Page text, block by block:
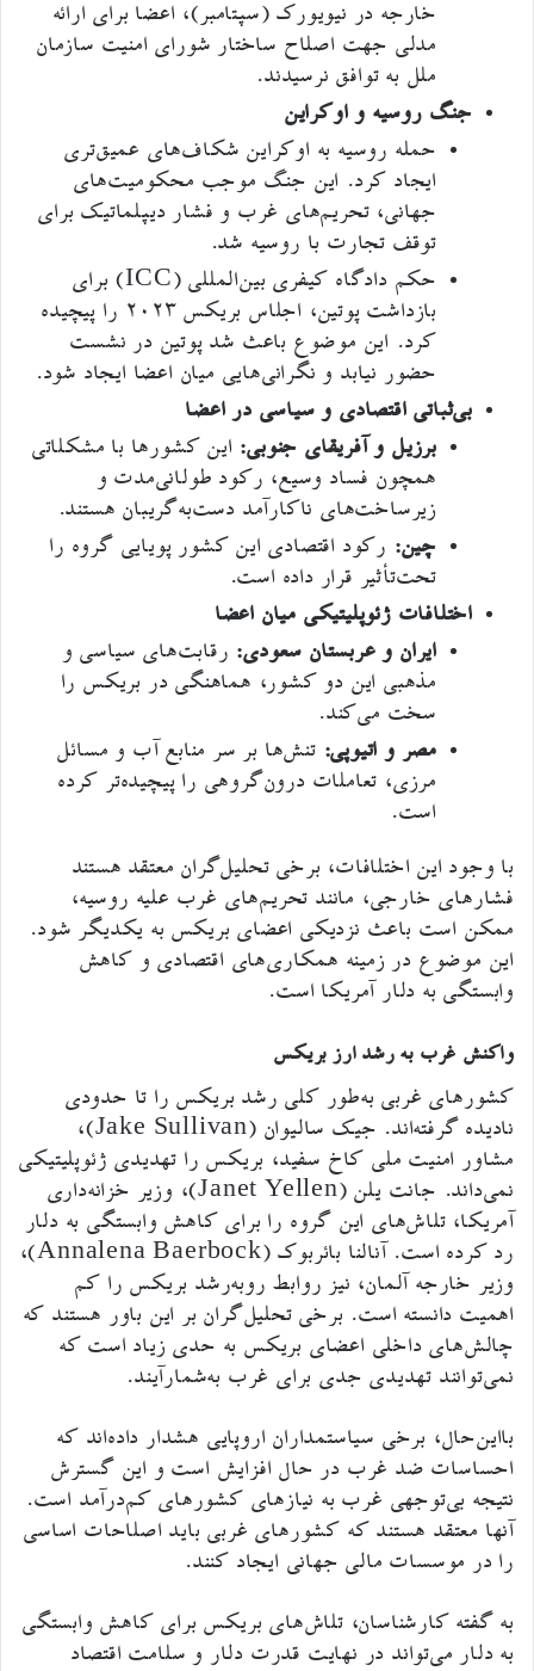
خارجه در نیویورک (سپتامبر)، اعضا برای ارائه
مدلی جهت اصلاح ساختار شورای امنیت سازمان
ملل به توافق نرسیدند.
جنگ روسیه و اوکراین
حمله روسیه به اوکراین شکاف‌های عمیق‌تری
ایجاد کرد. این جنگ موجب محکومیت‌های
جهانی، تحریم‌های غرب و فشار دیپلماتیک برای
توقف تجارت با روسیه شد.
حکم دادگاه کیفری بین‌المللی (ICC) برای
بازداشت پوتین، اجلاس بریکس ۲۰۲۳ را پیچیده
کرد. این موضوع باعث شد پوتین در نشست
حضور نیابد و نگرانی‌هایی میان اعضا ایجاد شود.
بی‌ثباتی اقتصادی و سیاسی در اعضا
برزیل و آفریقای جنوبی: این کشورها با مشکلاتی
همچون فساد وسیع، رکود طولانی‌مدت و
زیرساخت‌های ناکارآمد دست‌به‌گریبان هستند.
چین: رکود اقتصادی این کشور پویایی گروه را
تحت‌تأثیر قرار داده است.
اختلافات ژئوپلیتیکی میان اعضا
ایران و عربستان سعودی: رقابت‌های سیاسی و
مذهبی این دو کشور، هماهنگی در بریکس را
سخت می‌کند.
مصر و اتیوپی: تنش‌ها بر سر منابع آب و مسائل
مرزی، تعاملات درون‌گروهی را پیچیده‌تر کرده
است.
با وجود این اختلافات، برخی تحلیل‌گران معتقد هستند
فشارهای خارجی، مانند تحریم‌های غرب علیه روسیه،
ممکن است باعث نزدیکی اعضای بریکس به یکدیگر شود.
این موضوع در زمینه همکاری‌های اقتصادی و کاهش
وابستگی به دلار آمریکا است.
واکنش غرب به رشد ارز بریکس
کشورهای غربی به‌طور کلی رشد بریکس را تا حدودی
نادیده گرفته‌اند. جیک سالیوان (Jake Sullivan)،
مشاور امنیت ملی کاخ سفید، بریکس را تهدیدی ژئوپلیتیکی
نمی‌داند. جانت یلن (Janet Yellen)، وزیر خزانه‌داری
آمریکا، تلاش‌های این گروه را برای کاهش وابستگی به دلار
رد کرده است. آنالنا بائربوک (Annalena Baerbock)،
وزیر خارجه آلمان، نیز روابط روبه‌رشد بریکس را کم
اهمیت دانسته است. برخی تحلیل‌گران بر این باور هستند که
چالش‌های داخلی اعضای بریکس به حدی زیاد است که
نمی‌توانند تهدیدی جدی برای غرب به‌شمارآیند.
بااین‌حال، برخی سیاستمداران اروپایی هشدار داده‌اند که
احساسات ضد غرب در حال افزایش است و این گسترش
نتیجه بی‌توجهی غرب به نیازهای کشورهای کم‌درآمد است.
آنها معتقد هستند که کشورهای غربی باید اصلاحات اساسی
را در موسسات مالی جهانی ایجاد کنند.
به گفته کارشناسان، تلاش‌های بریکس برای کاهش وابستگی
به دلار می‌تواند در نهایت قدرت دلار و سلامت اقتصاد